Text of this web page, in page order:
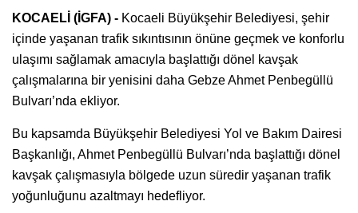
KOCAELİ (İGFA) - Kocaeli Büyükşehir Belediyesi, şehir
içinde yaşanan trafik sıkıntısının önüne geçmek ve konforlu
ulaşımı sağlamak amacıyla başlattığı dönel kavşak
çalışmalarına bir yenisini daha Gebze Ahmet Penbegüllü
Bulvarı’nda ekliyor.
Bu kapsamda Büyükşehir Belediyesi Yol ve Bakım Dairesi
Başkanlığı, Ahmet Penbegüllü Bulvarı’nda başlattığı dönel
kavşak çalışmasıyla bölgede uzun süredir yaşanan trafik
yoğunluğunu azaltmayı hedefliyor.